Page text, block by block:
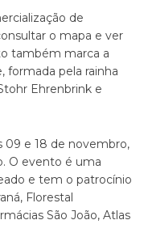
de
o mapa e ver
também marca a
formada pela rainha
Ehrenbrink e
09 e 18 de novembro,
O evento é uma
e tem o patrocínio
Florestal
São João, Atlas